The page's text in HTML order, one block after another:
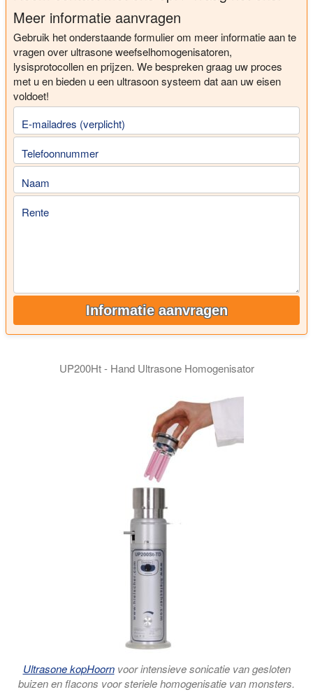
Meer informatie aanvragen
Gebruik het onderstaande formulier om meer informatie aan te
vragen over ultrasone weefselhomogenisatoren,
lysisprotocollen en prijzen. We bespreken graag uw proces
met u en bieden u een ultrasoon systeem dat aan uw eisen
voldoet!
E-mailadres (verplicht)
Telefoonnummer
Naam
Rente
Informatie aanvragen
UP200Ht - Hand Ultrasone Homogenisator
Ultrasone kopHoornvoor intensieve sonicatie van gesloten
buizen en flacons voor steriele homogenisatie van monsters.